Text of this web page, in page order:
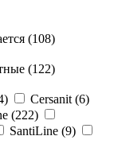
(108)
(122)
) Cersanit (6)
(222)
SantiLine (9)